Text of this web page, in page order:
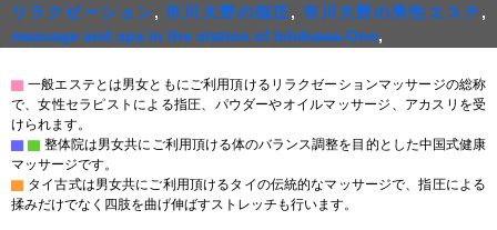
リラクゼーション,市川大野の指圧, 市川大野の男性エステ,
massage and spa in the station of Ichikawa-Ono,
▇ 一般エステとは男女ともにご利用頂けるリラクゼーションマッサージの総称
で、女性セラピストによる指圧、パウダーやオイルマッサージ、アカスリを受
けられます。
▇ ▇ 整体院は男女共にご利用頂ける体のバランス調整を目的とした中国式健康
マッサージです。
▇ タイ古式は男女共にご利用頂けるタイの伝統的なマッサージで、指圧による
揉みだけでなく四肢を曲げ伸ばすストレッチも行います。